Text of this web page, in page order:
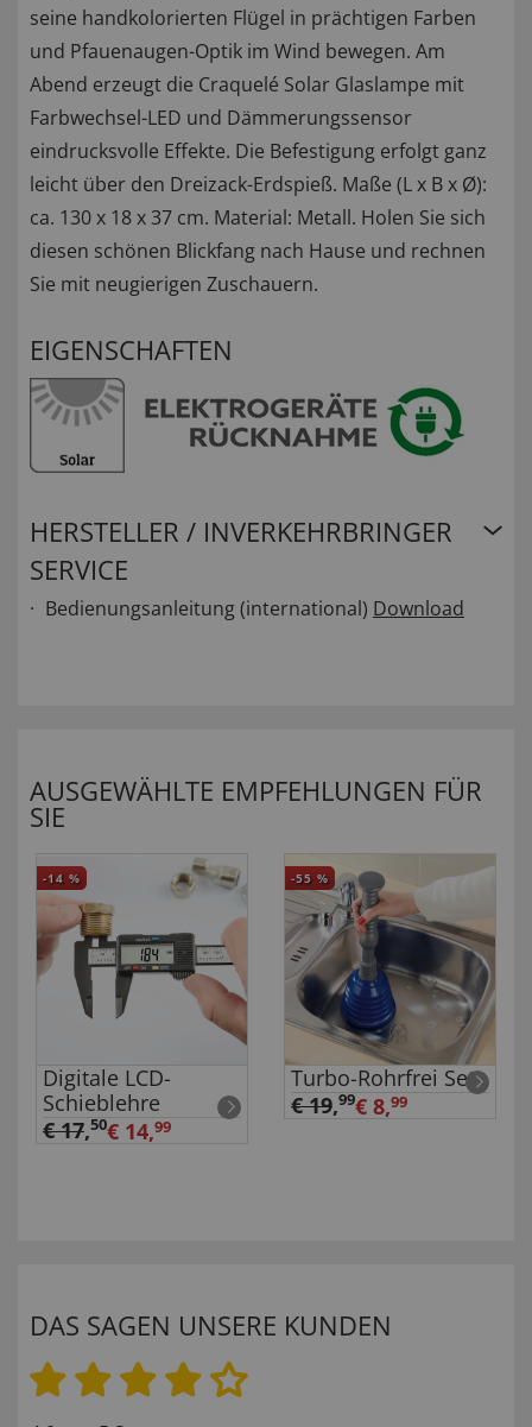
seine handkolorierten Flügel in prächtigen Farben
und Pfauenaugen-Optik im Wind bewegen. Am
Abend erzeugt die Craquelé Solar Glaslampe mit
Farbwechsel-LED und Dämmerungssensor
eindrucksvolle Effekte. Die Befestigung erfolgt ganz
leicht über den Dreizack-Erdspieß. Maße (L x B x Ø):
ca. 130 x 18 x 37 cm. Material: Metall. Holen Sie sich
diesen schönen Blickfang nach Hause und rechnen
Sie mit neugierigen Zuschauern.
EIGENSCHAFTEN
HERSTELLER / INVERKEHRBRINGER
SERVICE
Bedienungsanleitung (international) Download
AUSGEWÄHLTE EMPFEHLUNGEN FÜR
SIE
-14 %
Digitale LCD-
Schieblehre
€ 17,50€ 14,99
-55 %
Turbo-Rohrfrei Set
€ 19,99€ 8,99
DAS SAGEN UNSERE KUNDEN